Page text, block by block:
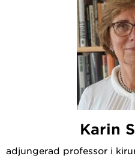
Karin
adjungerad professor i